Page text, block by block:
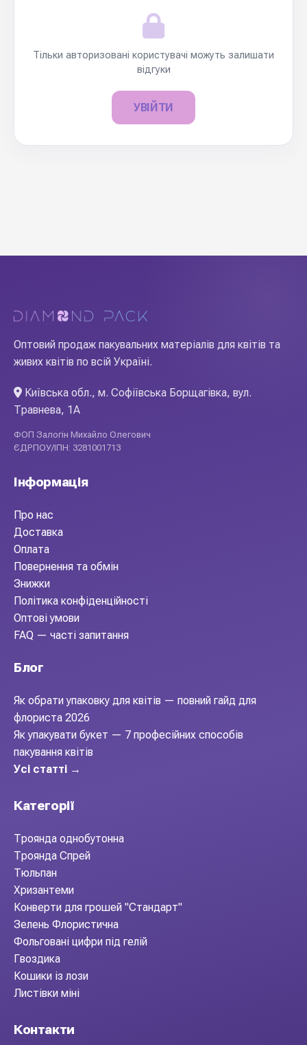
Тільки авторизовані користувачі можуть залишати
відгуки
УВІЙТИ
Оптовий продаж пакувальних матеріалів для квітів та
живих квітів по всій Україні.
Київська обл., м. Софіївська Борщагівка, вул.
Травнева, 1А
ФОП Залогін Михайло Олегович
ЄДРПОУ/ІПН: 3281001713
Інформація
Про нас
Доставка
Оплата
Повернення та обмін
Знижки
Політика конфіденційності
Оптові умови
FAQ — часті запитання
Блог
Як обрати упаковку для квітів — повний гайд для
флориста 2026
Як упакувати букет — 7 професійних способів
пакування квітів
Усі статті →
Категорії
Троянда однобутонна
Троянда Спрей
Тюльпан
Хризантеми
Конверти для грошей "Стандарт"
Зелень Флористична
Фольговані цифри під гелій
Гвоздика
Кошики із лози
Листівки міні
Контакти